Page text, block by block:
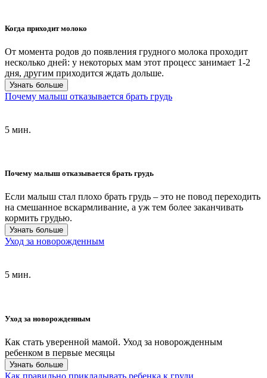
Когда приходит молоко
От момента родов до появления грудного молока проходит
несколько дней: у некоторых мам этот процесс занимает 1-2
дня, другим приходится ждать дольше.
Узнать больше
Почему малыш отказывается брать грудь
5 мин.
Почему малыш отказывается брать грудь
Если малыш стал плохо брать грудь – это не повод переходить
на смешанное вскармливание, а уж тем более заканчивать
кормить грудью.
Узнать больше
Уход за новорожденным
5 мин.
Уход за новорожденным
Как стать уверенной мамой. Уход за новорожденным
ребенком в первые месяцы
Узнать больше
Как правильно прикладывать ребенка к груди